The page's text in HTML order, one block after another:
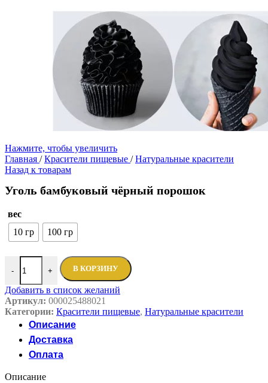
Нажмите, чтобы увеличить
Главная / Красители пищевые / Натуральные красители
Назад к товарам
Уголь бамбуковый чёрный порошок
вес
10 гр
100 гр
- + В КОРЗИНУ
Добавить в список желаний
Артикул: 000025488021
Категории: Красители пищевые, Натуральные красители
Описание
Доставка
Оплата
Описание